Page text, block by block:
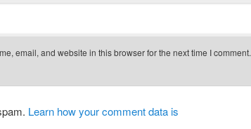
email, and website in this browser for the next time I comment.
Learn how your comment data is